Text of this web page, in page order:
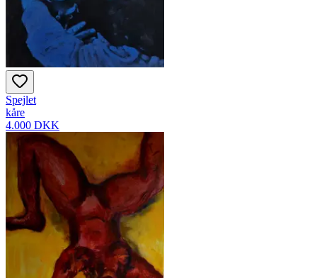
Spejlet
kåre
4.000 DKK